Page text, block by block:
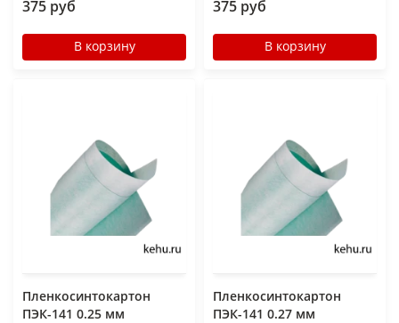
375 руб
В корзину
375 руб
В корзину
Пленкосинтокартон
ПЭК-141 0.25 мм
Пленкосинтокартон
ПЭК-141 0.27 мм